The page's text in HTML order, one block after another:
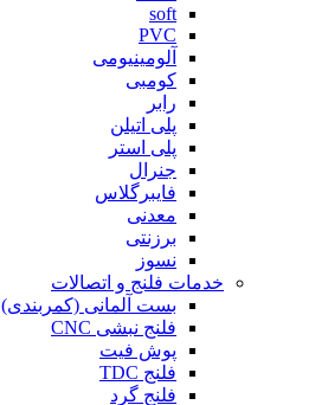
soft
PVC
آلومینیومی
کومبی
رابر
پلی اتیلن
پلی استر
جنرال
فایبرگلاس
معدنی
برزنتی
نسوز
خدمات فلنج و اتصالات
بست آلمانی (کمربندی)
فلنج نبشی CNC
پوش فیت
فلنج TDC
فلنج گرد